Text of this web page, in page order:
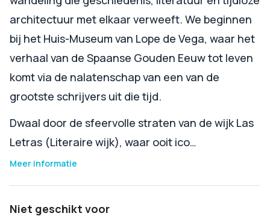
architectuur met elkaar verweeft. We beginnen
bij het Huis-Museum van Lope de Vega, waar het
verhaal van de Spaanse Gouden Eeuw tot leven
komt via de nalatenschap van een van de
grootste schrijvers uit die tijd.
Dwaal door de sfeervolle straten van de wijk Las
Letras (Literaire wijk), waar ooit ico…
Meer informatie
Niet geschikt voor